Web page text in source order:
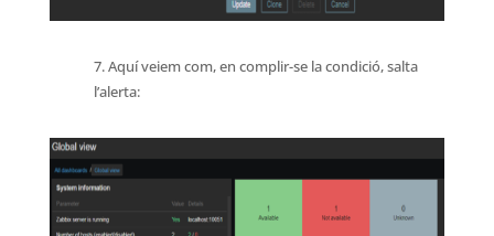
7. Aquí veiem com, en complir-se la condició, salta
l’alerta: